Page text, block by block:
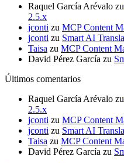
Raquel García Arévalo zu
2.5.x
jconti zu MCP Content
jconti zu Smart AI
Taisa zu MCP Content
David Pérez García zu
Últimos comentarios
Raquel García Arévalo zu
2.5.x
jconti zu MCP Content
jconti zu Smart AI
Taisa zu MCP Content
David Pérez García zu